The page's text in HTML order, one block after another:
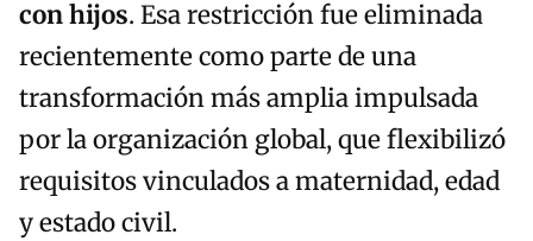
con hijos. Esa restricción fue eliminada
recientemente como parte de una
transformación más amplia impulsada
por la organización global, que flexibilizó
requisitos vinculados a maternidad, edad
y estado civil.